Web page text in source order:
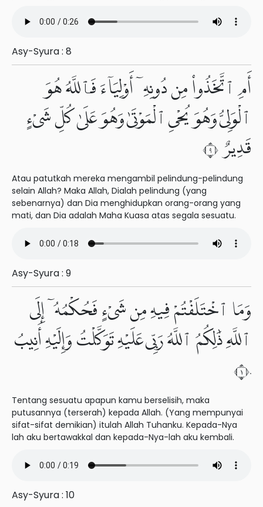
Asy-Syura : 8
أَمِ ٱتَّخَذُوا۟ مِن دُونِهِۦٓ أَوْلِيَآءَ فَٱللَّهُ هُوَ
ٱلْوَلِىُّ وَهُوَ يُحْىِ ٱلْمَوْتَىٰ وَهُوَ عَلَىٰ كُلِّ شَىْءٍ
قَدِيرٌ ٩
Atau patutkah mereka mengambil pelindung-pelindung
selain Allah? Maka Allah, Dialah pelindung (yang
sebenarnya) dan Dia menghidupkan orang-orang yang
mati, dan Dia adalah Maha Kuasa atas segala sesuatu.
Asy-Syura : 9
وَمَا ٱخْتَلَفْتُمْ فِيهِ مِن شَىْءٍ فَحُكْمُهُۥٓ إِلَى
ٱللَّهِ ذَٰلِكُمُ ٱللَّهُ رَبِّى عَلَيْهِ تَوَكَّلْتُ وَإِلَيْهِ أُنِيبُ
١٠
Tentang sesuatu apapun kamu berselisih, maka
putusannya (terserah) kepada Allah. (Yang mempunyai
sifat-sifat demikian) itulah Allah Tuhanku. Kepada-Nya
lah aku bertawakkal dan kepada-Nya-lah aku kembali.
Asy-Syura : 10